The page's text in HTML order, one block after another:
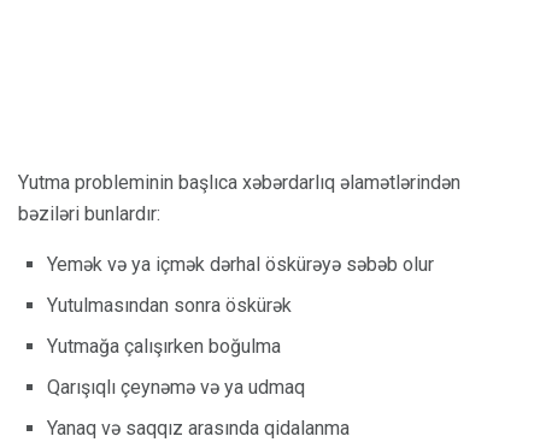
Yutma probleminin başlıca xəbərdarlıq əlamətlərindən
bəziləri bunlardır:
Yemək və ya içmək dərhal öskürəyə səbəb olur
Yutulmasından sonra öskürək
Yutmağa çalışırken boğulma
Qarışıqlı çeynəmə və ya udmaq
Yanaq və saqqız arasında qidalanma